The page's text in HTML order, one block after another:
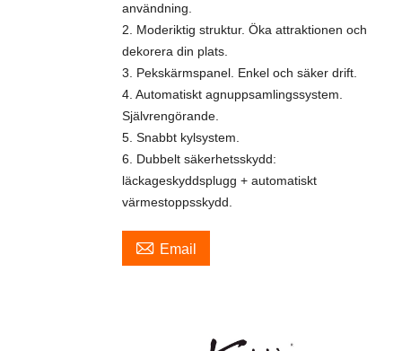
användning.
2. Moderiktig struktur. Öka attraktionen och
dekorera din plats.
3. Pekskärmspanel. Enkel och säker drift.
4. Automatiskt agnuppsamlingssystem.
Självrengörande.
5. Snabbt kylsystem.
6. Dubbelt säkerhetsskydd:
läckageskyddsplugg + automatiskt
värmestoppsskydd.
 Email